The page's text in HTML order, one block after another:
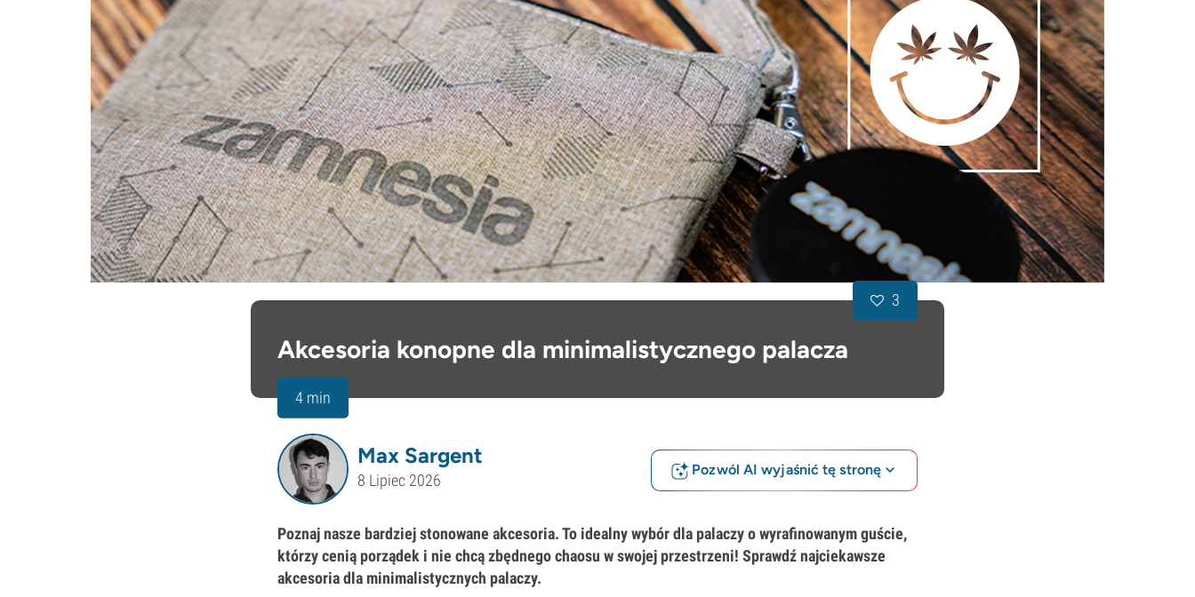
Akcesoria konopne dla minimalistycznego palacza
4 min
3
Max Sargent
8 Lipiec 2026
Pozwól AI wyjaśnić tę stronę
Poznaj nasze bardziej stonowane akcesoria. To idealny wybór dla palaczy o wyrafinowanym guście,
którzy cenią porządek i nie chcą zbędnego chaosu w swojej przestrzeni! Sprawdź najciekawsze
akcesoria dla minimalistycznych palaczy.